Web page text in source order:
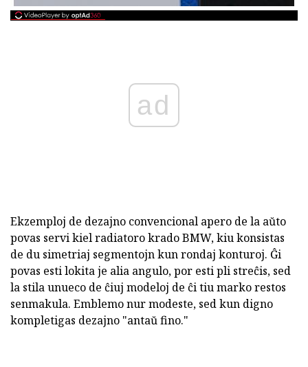
ad
Ekzemploj de dezajno convencional apero de la aŭto
povas servi kiel radiatoro krado BMW, kiu konsistas
de du simetriaj segmentojn kun rondaj konturoj. Ĝi
povas esti lokita je alia angulo, por esti pli streĉis, sed
la stila unueco de ĉiuj modeloj de ĉi tiu marko restos
senmakula. Emblemo nur modeste, sed kun digno
kompletigas dezajno "antaŭ fino."